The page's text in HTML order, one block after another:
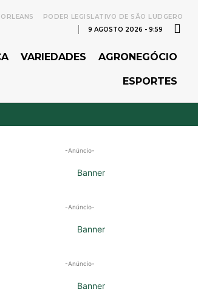
PODER LEGISLATIVO DE SÃO LUDGERO
9 AGOSTO 2026 - 9:59
VARIEDADES AGRONEGÓCIO
ESPORTES
-Anúncio-
-Anúncio-
-Anúncio-